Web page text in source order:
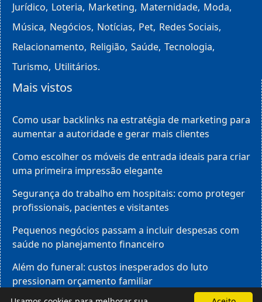
Jurídico Loteria Marketing Maternidade Moda
Música Negócios Notícias Pet Redes Sociais
Relacionamento Religião Saúde Tecnologia
Turismo Utilitários
Mais vistos
Como usar backlinks na estratégia de marketing para
aumentar a autoridade e gerar mais clientes
Como escolher os móveis de entrada ideais para criar
uma primeira impressão elegante
Segurança do trabalho em hospitais: como proteger
profissionais, pacientes e visitantes
Pequenos negócios passam a incluir despesas com
saúde no planejamento financeiro
Além do funeral: custos inesperados do luto
pressionam orçamento familiar